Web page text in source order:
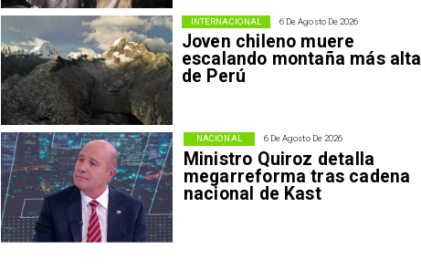
6 De Agosto De 2026
Joven chileno muere
escalando montaña más alta
de Perú
INTERNACIONAL
6 De Agosto De 2026
Ministro Quiroz detalla
megarreforma tras cadena
nacional de Kast
NACIONAL